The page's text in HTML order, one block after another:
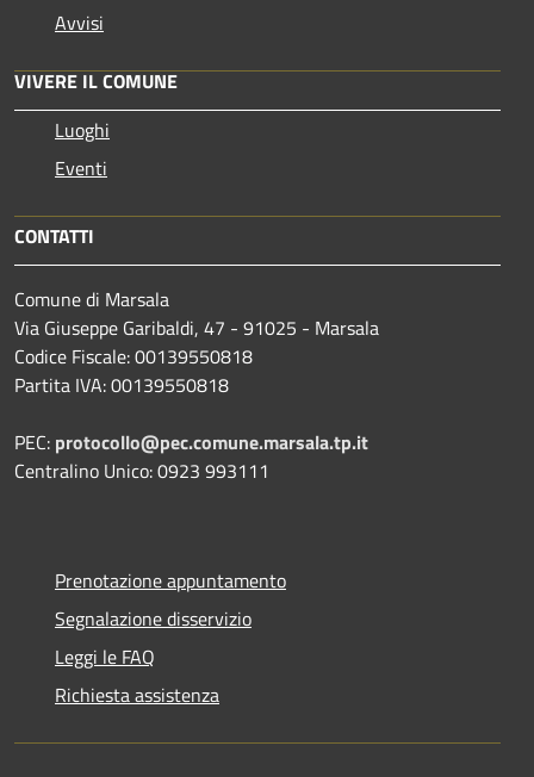
Avvisi
VIVERE IL COMUNE
Luoghi
Eventi
CONTATTI
Comune di Marsala
Via Giuseppe Garibaldi, 47 - 91025 - Marsala
Codice Fiscale: 00139550818
Partita IVA: 00139550818
PEC: protocollo@pec.comune.marsala.tp.it
Centralino Unico: 0923 993111
Prenotazione appuntamento
Segnalazione disservizio
Leggi le FAQ
Richiesta assistenza